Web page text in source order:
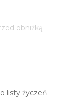
obniżką
listy życzeń